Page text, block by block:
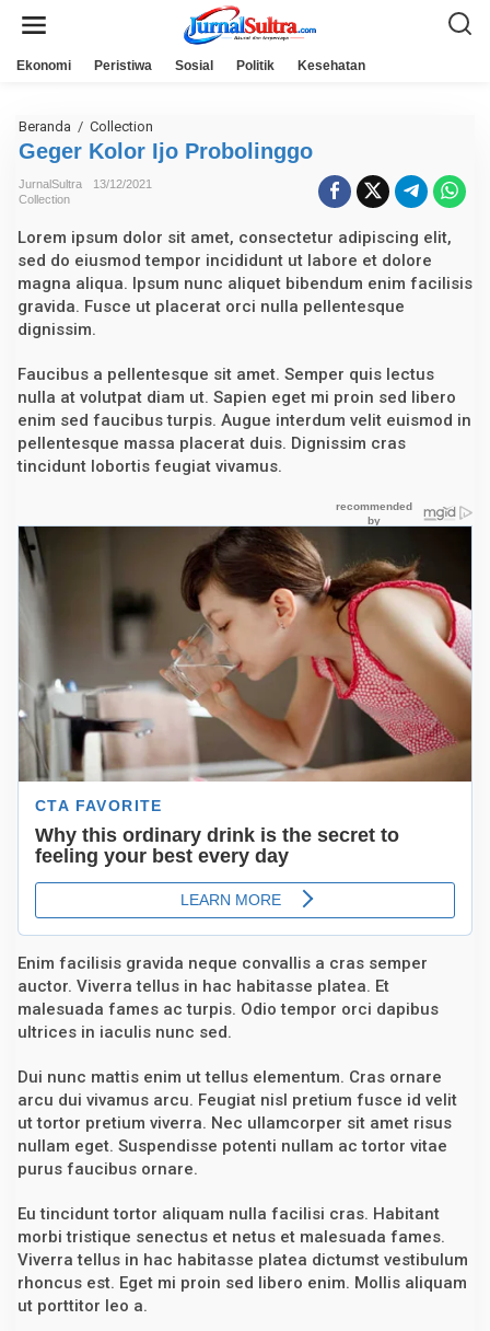
Ekonomi Peristiwa Sosial Politik Kesehatan
Beranda / Collection
e
g
l
o
I
o
b
o
l
i
g
Geger Kolor Ijo Probolinggo
JurnalSultra
13/12/2021
Collection
Lorem ipsum dolor sit amet, consectetur adipiscing elit,
sed do eiusmod tempor incididunt ut labore et dolore
magna aliqua. Ipsum nunc aliquet bibendum enim facilisis
gravida. Fusce ut placerat orci nulla pellentesque
dignissim.
Faucibus a pellentesque sit amet. Semper quis lectus
nulla at volutpat diam ut. Sapien eget mi proin sed libero
enim sed faucibus turpis. Augue interdum velit euismod in
pellentesque massa placerat duis. Dignissim cras
tincidunt lobortis feugiat vivamus.
Enim facilisis gravida neque convallis a cras semper
auctor. Viverra tellus in hac habitasse platea. Et
malesuada fames ac turpis. Odio tempor orci dapibus
ultrices in iaculis nunc sed.
Dui nunc mattis enim ut tellus elementum. Cras ornare
arcu dui vivamus arcu. Feugiat nisl pretium fusce id velit
ut tortor pretium viverra. Nec ullamcorper sit amet risus
nullam eget. Suspendisse potenti nullam ac tortor vitae
purus faucibus ornare.
Eu tincidunt tortor aliquam nulla facilisi cras. Habitant
morbi tristique senectus et netus et malesuada fames.
Viverra tellus in hac habitasse platea dictumst vestibulum
rhoncus est. Eget mi proin sed libero enim. Mollis aliquam
ut porttitor leo a.